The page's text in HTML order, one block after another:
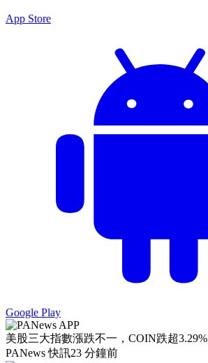
App Store
Google Play
美股三大指數漲跌不一，COIN跌超3.29%
PANews 快訊23 分鐘前